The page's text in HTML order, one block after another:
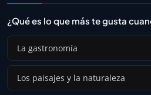
¿Qué es lo que más te gusta
La gastronomía
Los paisajes y la naturaleza